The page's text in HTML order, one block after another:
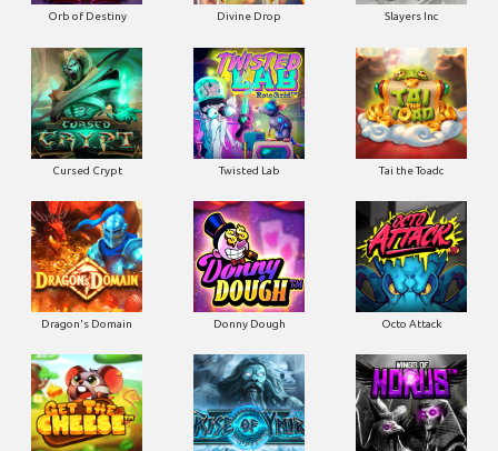
Orb of Destiny Divine Drop Slayers Inc
Cursed Crypt Twisted Lab Tai the Toadc
Dragon's Domain Donny Dough Octo Attack